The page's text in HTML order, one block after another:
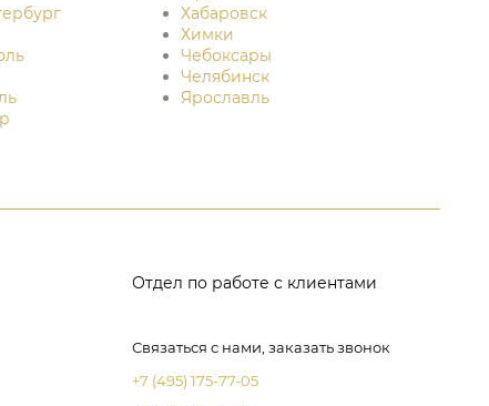
Хабаровск
Химки
Чебоксары
Челябинск
Ярославль
Отдел по работе с клиентами
Связаться с нами, заказать звонок
+7 (495) 175-77-05